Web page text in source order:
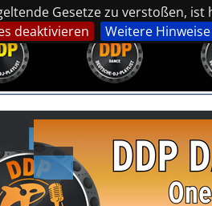
Gesetze zu verstoßen,
deaktivieren Weitere Hinweise